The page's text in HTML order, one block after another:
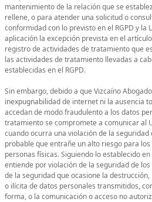
mantenimiento de la relación que se
rellene, o para atender una solicitud o
conformidad con lo previsto en el RGPD y la
aplicación la excepción prevista en el
registro de actividades de tratamiento que
las actividades de tratamiento llevadas a
establecidas en el RGPD.
Sin embargo, debido a que Vizcaíno
inexpugnabilidad de internet ni la ausencia
accedan de modo fraudulento a los datos
tratamiento se compromete a comunicar al
cuando ocurra una violación de la
probable que entrañe un alto riesgo para
personas físicas. Siguiendo lo establecido en
entiende por violación de la seguridad de
de la seguridad que ocasione la
o ilícita de datos personales transmitidos,
forma, o la comunicación o acceso no